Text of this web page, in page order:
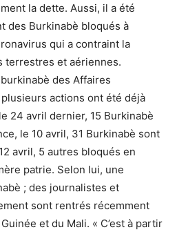
la dette. Aussi, il a été
des Burkinabè bloqués à
qui a contraint la
et aériennes.
des Affaires
actions ont été déjà
24 avril dernier, 15 Burkinabè
le 10 avril, 31 Burkinabè sont
avril, 5 autres bloqués en
patrie. Selon lui, une
; des journalistes et
sont rentrés récemment
et du Mali. « C’est à partir